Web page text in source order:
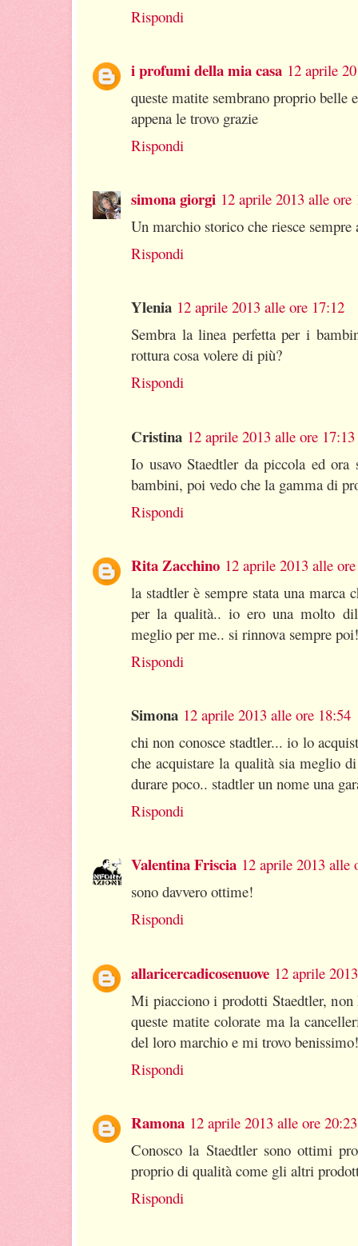
Rispondi
i profumi della mia casa 12 aprile
queste matite sembrano proprio belle
appena le trovo grazie
Rispondi
simona giorgi 12 aprile 2013 alle ore
Un marchio storico che riesce sempre
Rispondi
Ylenia 12 aprile 2013 alle ore 17:12
Sembra la linea perfetta per i
rottura cosa volere di più?
Rispondi
Cristina 12 aprile 2013 alle ore 17:13
Io usavo Staedtler da piccola ed
bambini, poi vedo che la gamma di
Rispondi
Rita Zacchino 12 aprile 2013 alle
la stadtler è sempre stata una marca
per la qualità.. io ero una molto
meglio per me.. si rinnova sempre
Rispondi
Simona 12 aprile 2013 alle ore 18:54
chi non conosce stadtler... io lo
che acquistare la qualità sia meglio
durare poco.. stadtler un nome una
Rispondi
Valentina Friscia 12 aprile 2013 alle
sono davvero ottime!
Rispondi
allaricercadicosenuove 12 aprile
Mi piacciono i prodotti Staedtler, non
queste matite colorate ma la
del loro marchio e mi trovo
Rispondi
Ramona 12 aprile 2013 alle ore 20:23
Conosco la Staedtler sono ottimi
proprio di qualità come gli altri
Rispondi